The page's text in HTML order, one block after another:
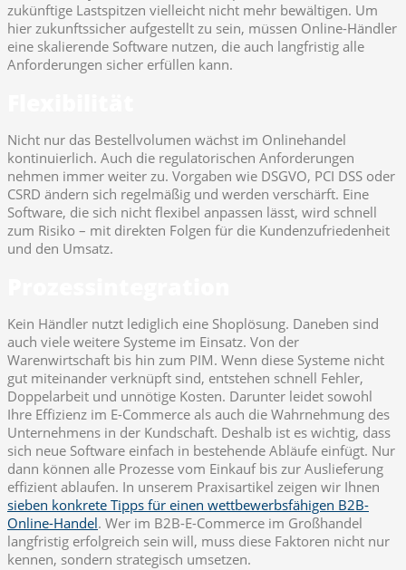
zukünftige Lastspitzen vielleicht nicht mehr bewältigen. Um
hier zukunftssicher aufgestellt zu sein, müssen Online-Händler
eine skalierende Software nutzen, die auch langfristig alle
Anforderungen sicher erfüllen kann.
Nicht nur das Bestellvolumen wächst im Onlinehandel
kontinuierlich. Auch die regulatorischen Anforderungen
nehmen immer weiter zu. Vorgaben wie DSGVO, PCI DSS oder
CSRD ändern sich regelmäßig und werden verschärft. Eine
Software, die sich nicht flexibel anpassen lässt, wird schnell
zum Risiko – mit direkten Folgen für die Kundenzufriedenheit
und den Umsatz.
Kein Händler nutzt lediglich eine Shoplösung. Daneben sind
auch viele weitere Systeme im Einsatz. Von der
Warenwirtschaft bis hin zum PIM. Wenn diese Systeme nicht
gut miteinander verknüpft sind, entstehen schnell Fehler,
Doppelarbeit und unnötige Kosten. Darunter leidet sowohl
Ihre Effizienz im E-Commerce als auch die Wahrnehmung des
Unternehmens in der Kundschaft. Deshalb ist es wichtig, dass
sich neue Software einfach in bestehende Abläufe einfügt. Nur
dann können alle Prozesse vom Einkauf bis zur Auslieferung
effizient ablaufen. In unserem Praxisartikel zeigen wir Ihnen
sieben konkrete Tipps für einen wettbewerbsfähigen B2B-
Online-Handel. Wer im B2B-E-Commerce im Großhandel
langfristig erfolgreich sein will, muss diese Faktoren nicht nur
kennen, sondern strategisch umsetzen.